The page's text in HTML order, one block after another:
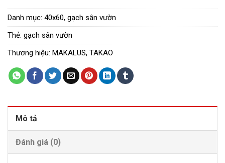
Danh mục: 40x60, gạch sân vườn
Thẻ: gạch sân vườn
Thương hiệu: MAKALUS, TAKAO
Mô tả
Đánh giá (0)